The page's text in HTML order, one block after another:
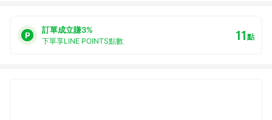
訂單成立賺3%
下單享LINE POINTS點數 11點